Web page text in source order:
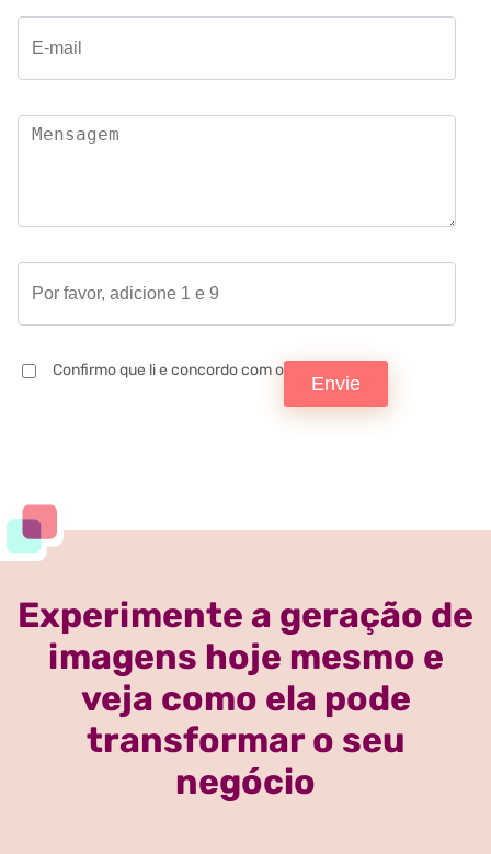
Confirmo que li e concordo com o
Envie
Experimente a geração de
imagens hoje mesmo e
veja como ela pode
transformar o seu
negócio